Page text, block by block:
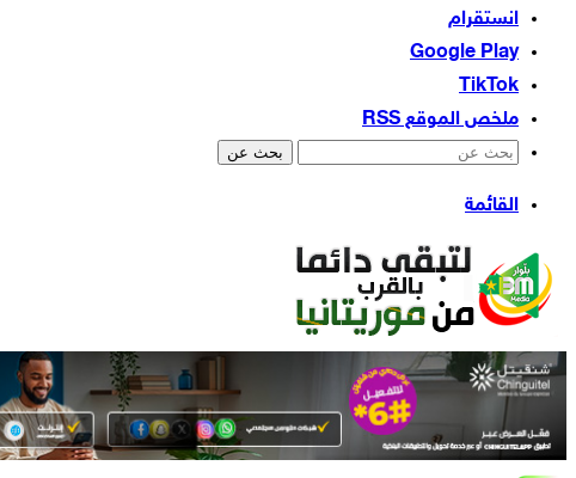
انستقرام
‫TikTok
ملخص الموقع RSS
بحث عن
القائمة